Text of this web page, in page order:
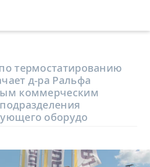
термостатированию
д-ра Ральфа
коммерческим
оборудо